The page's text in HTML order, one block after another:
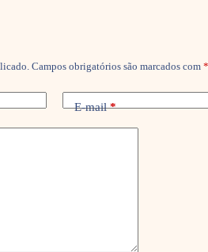
Campos obrigatórios são marcados com *
E-mail*